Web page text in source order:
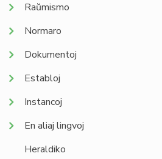
Raŭmismo
Normaro
Dokumentoj
Establoj
Instancoj
En aliaj lingvoj
Heraldiko